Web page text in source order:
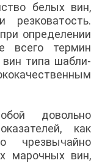
белых вин,
определении
всего термин
вин типа шабли-
довольно
как
чрезвычайно
марочных вин,